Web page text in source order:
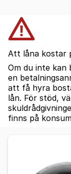
Att låna kostar
Om du inte kan
en
att få hyra
lån. För stöd,
finns på